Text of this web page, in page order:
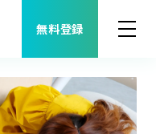
無料登録